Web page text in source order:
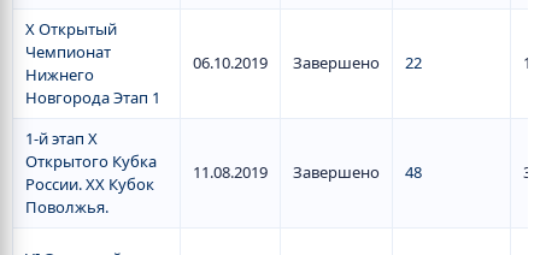
X Открытый
Чемпионат
Нижнего
Новгорода Этап 1
06.10.2019 Завершено 22 11
1-й этап X
Открытого Кубка
России. XX Кубок
Поволжья.
11.08.2019 Завершено 48 38